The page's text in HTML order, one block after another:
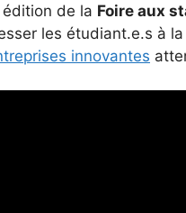
de la Foire aux
les étudiant.e.s à
innovantes